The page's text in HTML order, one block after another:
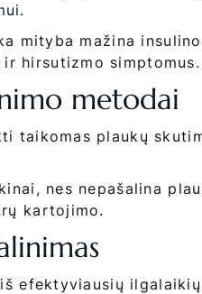
mityba mažina
hirsutizmo simptomus.
metodai
taikomas plaukų
nes nepašalina
kartojimo.
efektyviausių